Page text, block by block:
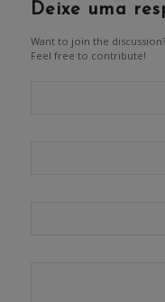
Deixe uma
Want to join the discussion?
Feel free to contribute!